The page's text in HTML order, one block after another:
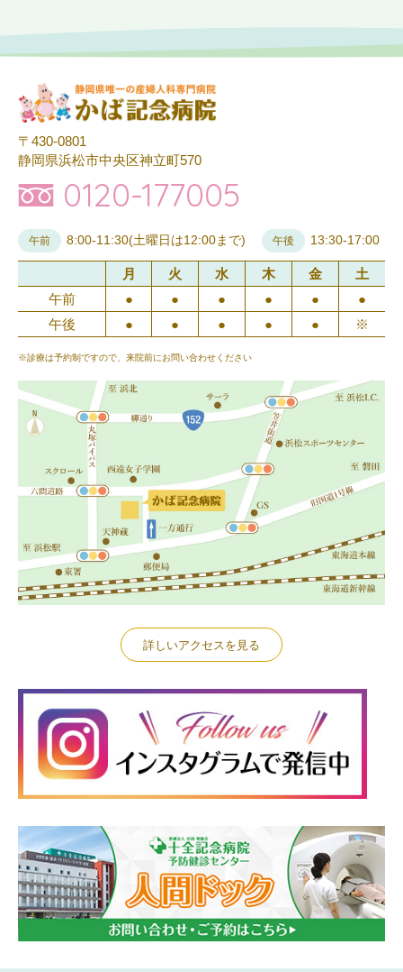
〒430-0801
静岡県浜松市中央区神立町570
0120-177005
午前 8:00-11:30(土曜日は12:00まで) 午後 13:30-17:00
月 火 水 木 金
土
午前
● ● ● ● ●
●
午後
● ● ● ● ● ※
※診療は予約制ですので、来院前にお問い合わせください
詳しいアクセスを見る